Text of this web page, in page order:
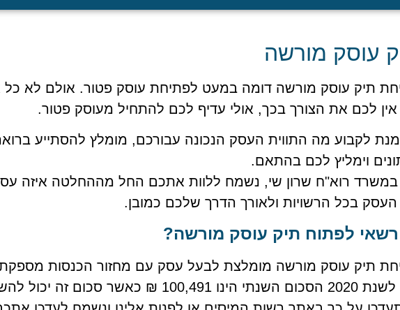
עוסק מורשה
תיק עוסק מורשה דומה במעט לפתיחת עוסק פטור. אולם לא
לכם את הצורך בכך, אולי עדיף לכם להתחיל מעוסק פטור.
לקבוע מה התווית העסק הנכונה עבורכם, מומלץ להסתייע
וימליץ לכם בהתאם.
במשרד רוא"ח שרון שי, נשמח ללוות אתכם החל מההחלטה איזה
בכל הרשויות ולאורך הדרך שלכם כמובן.
רשאי לפתוח תיק עוסק מורשה?
תיק עוסק מורשה מומלצת לבעל עסק עם מחזור הכנסות מספקת
נכון לשנת 2020 הסכום השנתי הינו 100,491